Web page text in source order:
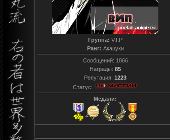
Группа: V.I.P
Ранг: Акацуки
Сообщений: 1866
Награды: 85
Репутация: 1223
Статус:
Медали: